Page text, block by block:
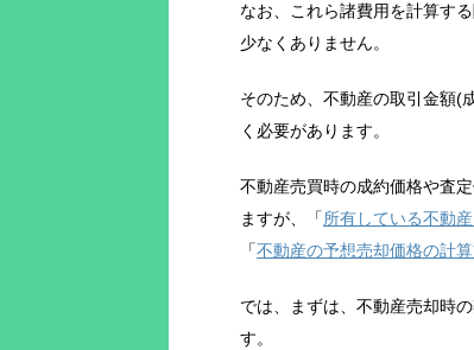
なお、これら諸費用を計算す
少なくありません。
そのため、不動産の取引金額(
く必要があります。
不動産売買時の成約価格や査
ますが、「所有している不動
「不動産の予想売却価格の計
では、まずは、不動産売却時
す。